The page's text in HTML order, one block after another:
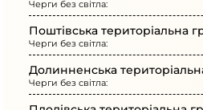
Черги без світла:
Поштівська
Черги без світла:
Долинненська
Черги без світла: